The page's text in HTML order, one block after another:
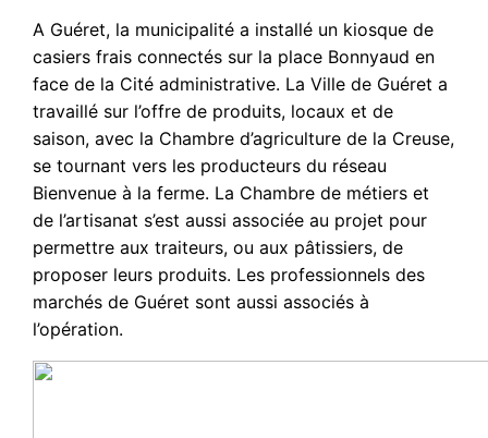
A Guéret, la municipalité a installé un kiosque de
casiers frais connectés sur la place Bonnyaud en
face de la Cité administrative. La Ville de Guéret a
travaillé sur l’offre de produits, locaux et de
saison, avec la Chambre d’agriculture de la Creuse,
se tournant vers les producteurs du réseau
Bienvenue à la ferme. La Chambre de métiers et
de l’artisanat s’est aussi associée au projet pour
permettre aux traiteurs, ou aux pâtissiers, de
proposer leurs produits. Les professionnels des
marchés de Guéret sont aussi associés à
l’opération.